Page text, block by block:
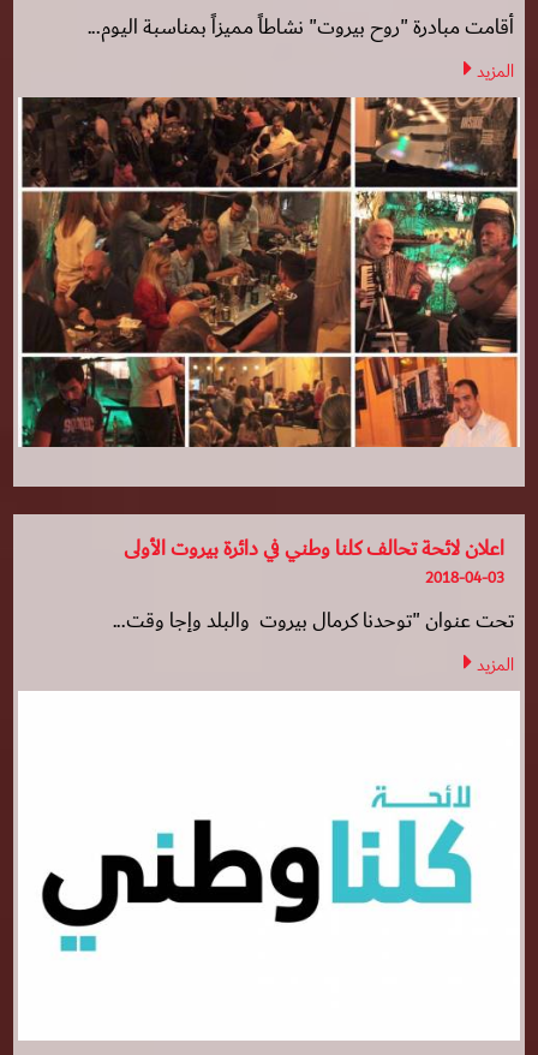
أقامت مبادرة "روح بيروت" نشاطاً مميزاً بمناسبة اليوم...
المزيد
اعلان لائحة تحالف كلنا وطني في دائرة بيروت الأولى
2018-04-03
تحت عنوان "توحدنا كرمال بيروت والبلد وإجا وقت...
المزيد